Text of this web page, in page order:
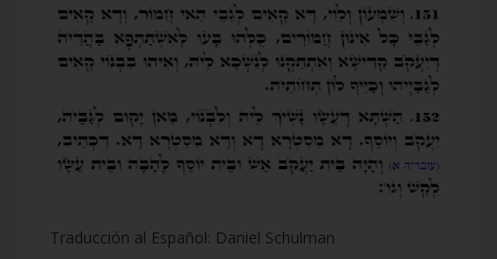
Traducción al Español: Daniel Schulman